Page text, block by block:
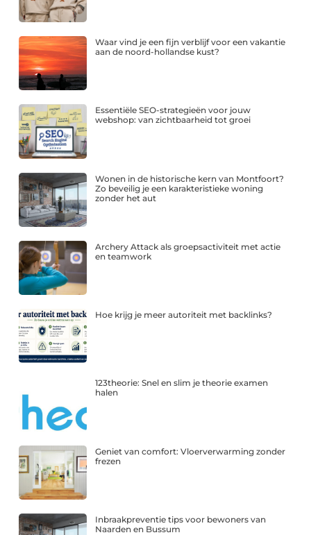
Waar vind je een fijn verblijf voor een vakantie
aan de noord-hollandse kust?
Essentiële SEO-strategieën voor jouw
webshop: van zichtbaarheid tot groei
Wonen in de historische kern van Montfoort?
Zo beveilig je een karakteristieke woning
zonder het aut
Archery Attack als groepsactiviteit met actie
en teamwork
Hoe krijg je meer autoriteit met backlinks?
123theorie: Snel en slim je theorie examen
halen
Geniet van comfort: Vloerverwarming zonder
frezen
Inbraakpreventie tips voor bewoners van
Naarden en Bussum